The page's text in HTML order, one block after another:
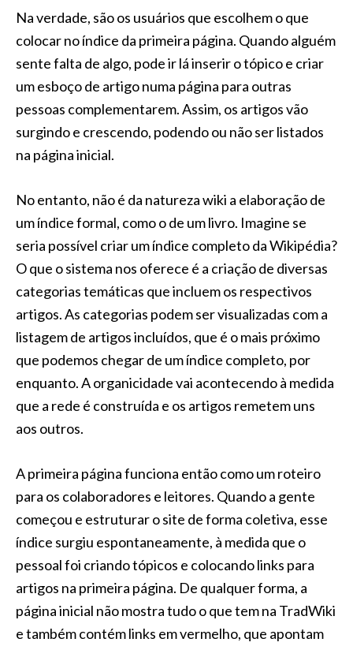
Na verdade, são os usuários que escolhem o que
colocar no índice da primeira página. Quando alguém
sente falta de algo, pode ir lá inserir o tópico e criar
um esboço de artigo numa página para outras
pessoas complementarem. Assim, os artigos vão
surgindo e crescendo, podendo ou não ser listados
na página inicial.
No entanto, não é da natureza wiki a elaboração de
um índice formal, como o de um livro. Imagine se
seria possível criar um índice completo da Wikipédia?
O que o sistema nos oferece é a criação de diversas
categorias temáticas que incluem os respectivos
artigos. As categorias podem ser visualizadas com a
listagem de artigos incluídos, que é o mais próximo
que podemos chegar de um índice completo, por
enquanto. A organicidade vai acontecendo à medida
que a rede é construída e os artigos remetem uns
aos outros.
A primeira página funciona então como um roteiro
para os colaboradores e leitores. Quando a gente
começou e estruturar o site de forma coletiva, esse
índice surgiu espontaneamente, à medida que o
pessoal foi criando tópicos e colocando links para
artigos na primeira página. De qualquer forma, a
página inicial não mostra tudo o que tem na TradWiki
e também contém links em vermelho, que apontam